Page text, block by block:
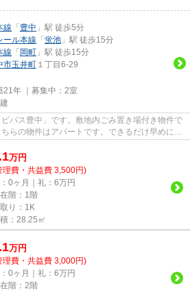
線 「 豊中 」駅 徒歩5分
ール本線 「 蛍池 」駅 徒歩15分
線 「 岡町 」駅 徒歩15分
市玉井町 １丁目6-29
年 ｜募集中： 2室
バス豊中」です。敷地内ごみ置き場付き物件で
らの物件はアパートです。できるだけ早めに不
万円
理費・共益費 3,500円)
0ヶ月｜礼：6万円
階：1階
り：1K
：28.25㎡
万円
理費・共益費 3,000円)
0ヶ月｜礼：6万円
階：2階